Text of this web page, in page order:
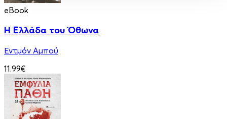
eBook
Η Ελλάδα του Όθωνα
Εντμόν Αμπού
11.99€